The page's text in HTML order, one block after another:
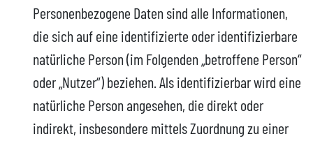
Personenbezogene Daten sind alle Informationen,
die sich auf eine identifizierte oder identifizierbare
natürliche Person (im Folgenden „betroffene Person“
oder „Nutzer“) beziehen. Als identifizierbar wird eine
natürliche Person angesehen, die direkt oder
indirekt, insbesondere mittels Zuordnung zu einer